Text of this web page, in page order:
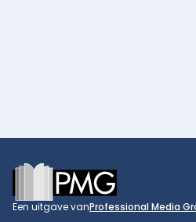
Footer
Een uitgave vanProfessional Media